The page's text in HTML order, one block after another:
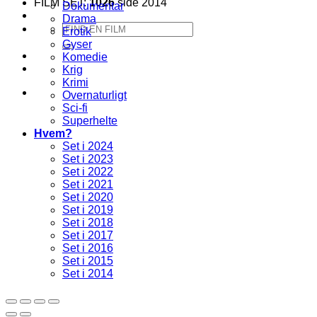
FILM SET:1026side 2014
Søg
efter:
Dokumentar
Drama
Erotik
Gyser
Komedie
Krig
Krimi
Overnaturligt
Sci-fi
Superhelte
Hvem?
Set i 2024
Set i 2023
Set i 2022
Set i 2021
Set i 2020
Set i 2019
Set i 2018
Set i 2017
Set i 2016
Set i 2015
Set i 2014